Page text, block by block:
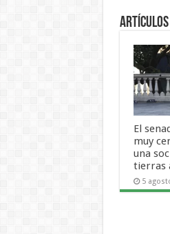
Artículos
El
muy
una
tierras
5